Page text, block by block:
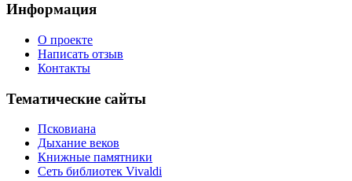
Информация
О проекте
Написать отзыв
Контакты
Тематические сайты
Псковиана
Дыхание веков
Книжные памятники
Сеть библиотек Vivaldi